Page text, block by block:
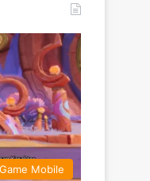
Game Mobile